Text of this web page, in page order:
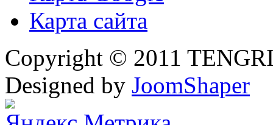
Карта сайта
Copyright © 2011
Designed by JoomShaper